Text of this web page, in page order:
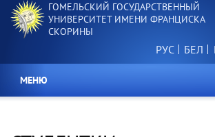
Перейти
основному
ГОМЕЛЬСКИЙ ГОСУДАРСТВЕННЫЙ
УНИВЕРСИТЕТ ИМЕНИ ФРАНЦИСКА
СКОРИНЫ
РУС БЕЛ
МЕНЮ